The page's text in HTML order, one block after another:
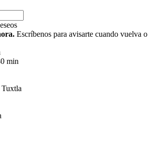
Escríbenos para avisarte cuando vuelva o
min